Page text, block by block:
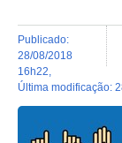
publicado:
28/08/2018
16h22
última modificação: